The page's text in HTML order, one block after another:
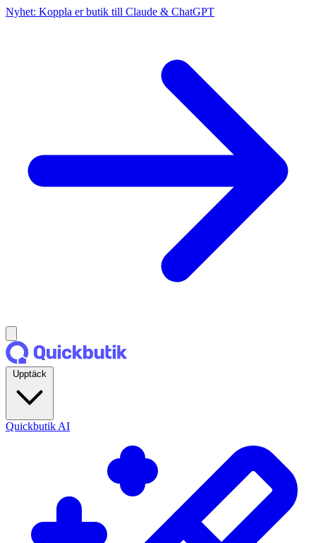
Nyhet: Koppla er butik till Claude & ChatGPT
Quickbutik AI